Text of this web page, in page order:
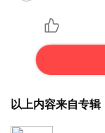
以上内容来自专辑